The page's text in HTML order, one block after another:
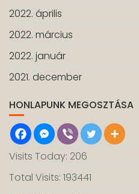
2022. április
2022. március
2022. január
2021. december
HONLAPUNK MEGOSZTÁSA
Visits Today: 206
Total Visits: 193441